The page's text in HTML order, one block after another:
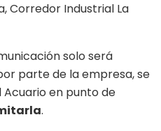
Corredor Industrial La
solo será
parte de la empresa, se
en punto de
.